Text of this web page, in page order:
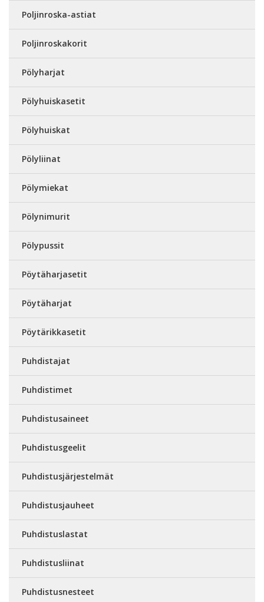
Poljinroska-astiat
Poljinroskakorit
Pölyharjat
Pölyhuiskasetit
Pölyhuiskat
Pölyliinat
Pölymiekat
Pölynimurit
Pölypussit
Pöytäharjasetit
Pöytäharjat
Pöytärikkasetit
Puhdistajat
Puhdistimet
Puhdistusaineet
Puhdistusgeelit
Puhdistusjärjestelmät
Puhdistusjauheet
Puhdistuslastat
Puhdistusliinat
Puhdistusnesteet